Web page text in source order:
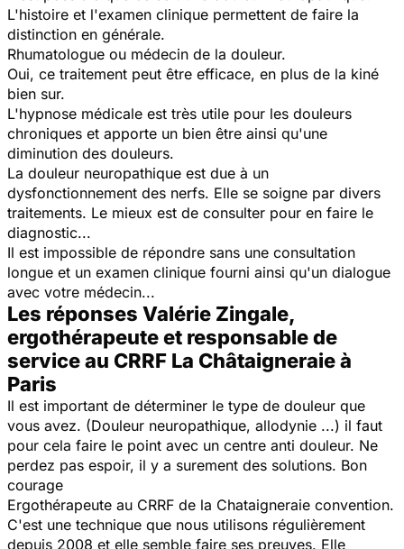
L'histoire et l'examen clinique permettent de faire la
distinction en générale.
Rhumatologue ou médecin de la douleur.
Oui, ce traitement peut être efficace, en plus de la kiné
bien sur.
L'hypnose médicale est très utile pour les douleurs
chroniques et apporte un bien être ainsi qu'une
diminution des douleurs.
La douleur neuropathique est due à un
dysfonctionnement des nerfs. Elle se soigne par divers
traitements. Le mieux est de consulter pour en faire le
diagnostic...
Il est impossible de répondre sans une consultation
longue et un examen clinique fourni ainsi qu'un dialogue
avec votre médecin...
Les réponses Valérie Zingale,
ergothérapeute et responsable de
service au CRRF La Châtaigneraie à
Paris
Il est important de déterminer le type de douleur que
vous avez. (Douleur neuropathique, allodynie ...) il faut
pour cela faire le point avec un centre anti douleur. Ne
perdez pas espoir, il y a surement des solutions. Bon
courage
Ergothérapeute au CRRF de la Chataigneraie convention.
C'est une technique que nous utilisons régulièrement
depuis 2008 et elle semble faire ses preuves. Elle